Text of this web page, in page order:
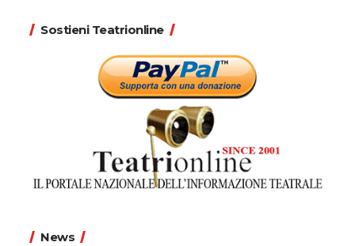
Sostieni Teatrionline
News